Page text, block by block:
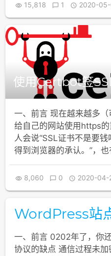
 15,818  1  2020-
使用Certbot签
一、前言 现在越来越多
给自己的网站使用https
人会说“SSL证书不是要
得到浏览器的承认。”，
 8,060  0  2020-04-
WordPress站
一、前言 0202年了，你
协议的缺点 通信过程未